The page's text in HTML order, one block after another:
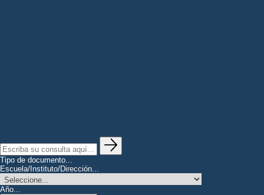
Tipo de documento...
Escuela/Instituto/Dirección...
Año...